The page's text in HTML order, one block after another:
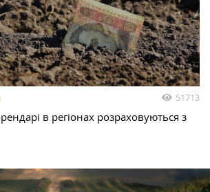
51713
в регіонах розраховуються з